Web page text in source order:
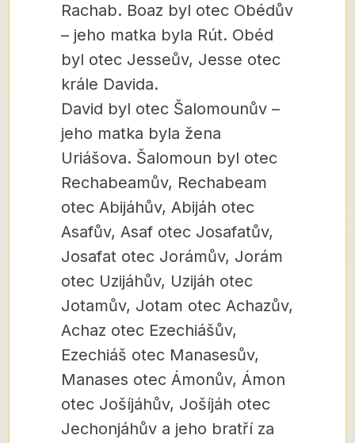
Rachab. Boaz byl otec Obédův
– jeho matka byla Rút. Obéd
byl otec Jesseův, Jesse otec
krále Davida.
David byl otec Šalomounův –
jeho matka byla žena
Uriášova. Šalomoun byl otec
Rechabeamův, Rechabeam
otec Abijáhův, Abijáh otec
Asafův, Asaf otec Josafatův,
Josafat otec Jorámův, Jorám
otec Uzijáhův, Uzijáh otec
Jotamův, Jotam otec Achazův,
Achaz otec Ezechiášův,
Ezechiáš otec Manasesův,
Manases otec Ámonův, Ámon
otec Jošíjáhův, Jošíjáh otec
Jechonjáhův a jeho bratří za